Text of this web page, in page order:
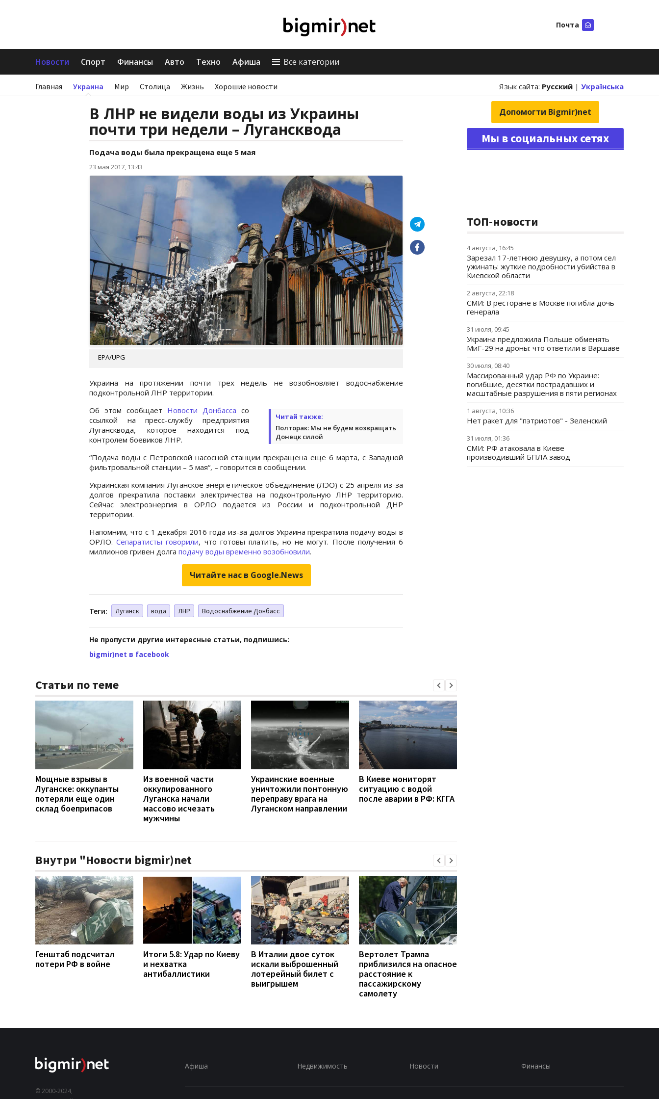
Почта
Новости Спорт Финансы Авто Техно Афиша Все категории
Главная Украина Мир Столица Жизнь Хорошие новости Язык сайта: Русский | Українська
В ЛНР не видели воды из Украины
почти три недели – Лугансквода
Подача воды была прекращена еще 5 мая
23 мая 2017, 13:43
EPA/UPG
Украина на протяжении почти трех недель не возобновляет водоснабжение
подконтрольной ЛНР территории.
Читай также:
Полторак: Мы не будем возвращать
Донецк силой
Об этом сообщает Новости Донбасса со
ссылкой на пресс-службу предприятия
Лугансквода, которое находится под
контролем боевиков ЛНР.
“Подача воды с Петровской насосной станции прекращена еще 6 марта, с Западной
фильтровальной станции – 5 мая“, – говорится в сообщении.
Украинская компания Луганское энергетическое объединение (ЛЭО) с 25 апреля из-за
долгов прекратила поставки электричества на подконтрольную ЛНР территорию.
Сейчас электроэнергия в ОРЛО подается из России и подконтрольной ДНР
территории.
Напомним, что с 1 декабря 2016 года из-за долгов Украина прекратила подачу воды в
ОРЛО.Сепаратисты говорили, что готовы платить, но не могут. После получения 6
миллионов гривен долга подачу воды временно возобновили.
Читайте нас в Google.News
Теги: Луганск вода ЛНР Водоснабжение Донбасс
Не пропусти другие интересные статьи, подпишись:
bigmir)net в facebook
Статьи по теме
Мощные взрывы в
Луганске: оккупанты
потеряли еще один
склад боеприпасов
Из военной части
оккупированного
Луганска начали
массово исчезать
мужчины
Украинские военные
уничтожили понтонную
переправу врага на
Луганском направлении
В Киеве мониторят
ситуацию с водой
после аварии в РФ: КГГА
Внутри "Новости bigmir)net
Генштаб подсчитал
потери РФ в войне
Итоги 5.8: Удар по Киеву
и нехватка
антибаллистики
В Италии двое суток
искали выброшенный
лотерейный билет с
выигрышем
Вертолет Трампа
приблизился на опасное
расстояние к
пассажирскому
самолету
Допомогти Bigmir)net
Мы в социальных сетях
ТОП-новости
4 августа, 16:45
Зарезал 17-летнюю девушку, а потом сел
ужинать: жуткие подробности убийства в
Киевской области
2 августа, 22:18
СМИ: В ресторане в Москве погибла дочь
генерала
31 июля, 09:45
Украина предложила Польше обменять
МиГ-29 на дроны: что ответили в Варшаве
30 июля, 08:40
Массированный удар РФ по Украине:
погибшие, десятки пострадавших и
масштабные разрушения в пяти регионах
1 августа, 10:36
Нет ракет для "пэтриотов" - Зеленский
31 июля, 01:36
СМИ: РФ атаковала в Киеве
производивший БПЛА завод
© 2000-2024,
Афиша Недвижимость Новости Финансы